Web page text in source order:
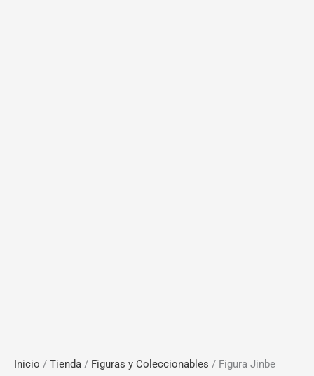
Inicio / Tienda / Figuras y Coleccionables / Figura Jinbe